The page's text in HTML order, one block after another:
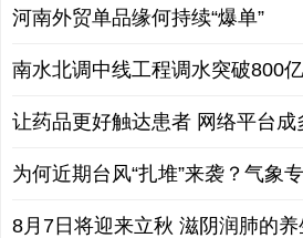
河南外贸单品缘何持续“爆单”
南水北调中线工程调水突破800
让药品更好触达患者 网络平台成
为何近期台风“扎堆”来袭？气象
8月7日将迎来立秋 滋阴润肺的